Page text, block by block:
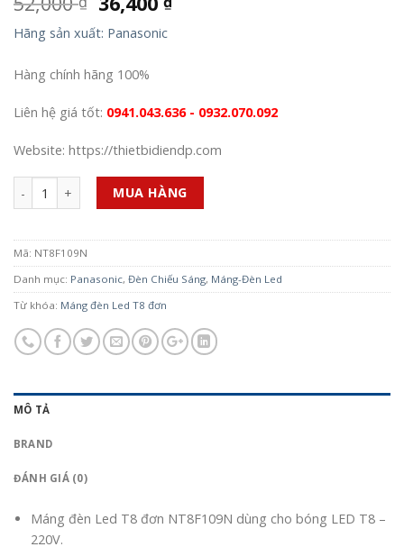
Hãng sản xuất: Panasonic
Hàng chính hãng 100%
Liên hệ giá tốt: 0941.043.636 - 0932.070.092
Website: https://thietbidiendp.com
Số lượng MUA HÀNG
Mã: NT8F109N
Danh mục: Panasonic, Đèn Chiếu Sáng, Máng-Đèn Led
Từ khóa: Máng đèn Led T8 đơn
MÔ TẢ
BRAND
ĐÁNH GIÁ (0)
Máng đèn Led T8 đơn NT8F109N dùng cho bóng LED T8 –
220V.